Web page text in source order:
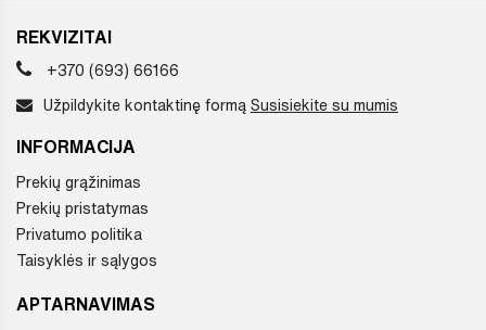
REKVIZITAI
+370 (693) 66166
Užpildykite kontaktinę formą Susisiekite su mumis
INFORMACIJA
Prekių grąžinimas
Prekių pristatymas
Privatumo politika
Taisyklės ir sąlygos
APTARNAVIMAS